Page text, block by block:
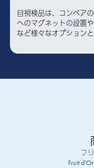
目視検品は、コンベア
へのマグネットの設置
など様々なオプション
フ
Fruit